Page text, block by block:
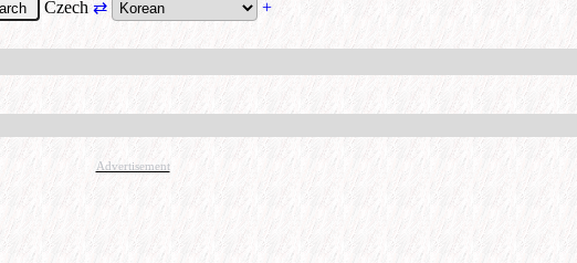
Czech⇄ +
Advertisement